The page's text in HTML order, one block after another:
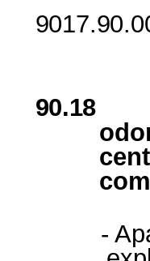
90.18
-